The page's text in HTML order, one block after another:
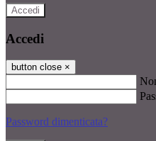
Accedi
Accedi
button close ×
Password dimenticata?